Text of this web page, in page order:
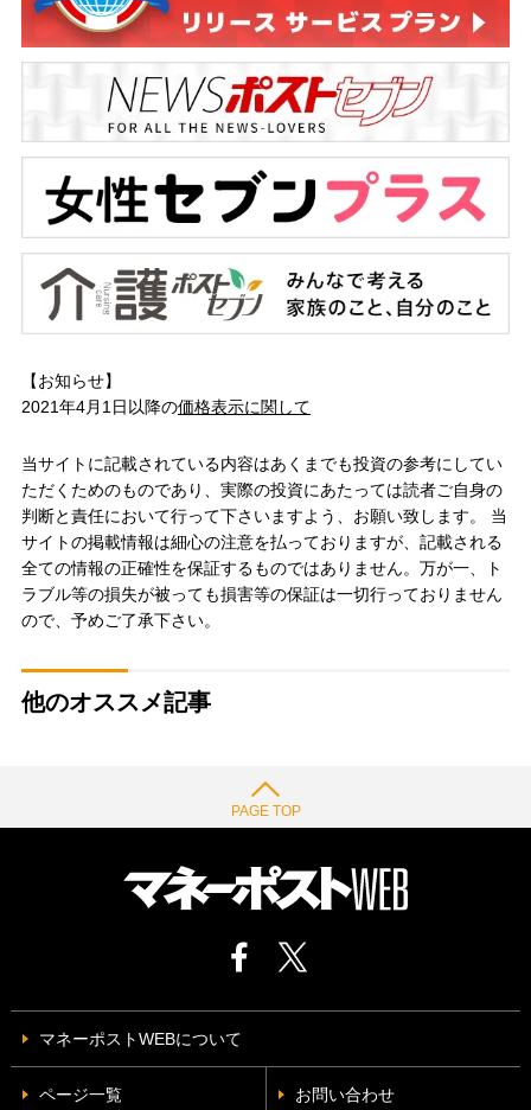
【お知らせ】
2021年4月1日以降の価格表示に関して
当サイトに記載されている内容はあくまでも投資の参考にしてい
ただくためのものであり、実際の投資にあたっては読者ご自身の
判断と責任において行って下さいますよう、お願い致します。 当
サイトの掲載情報は細心の注意を払っておりますが、記載される
全ての情報の正確性を保証するものではありません。万が一、ト
ラブル等の損失が被っても損害等の保証は一切行っておりません
ので、予めご了承下さい。
他のオススメ記事
PAGE TOP
マネーポストWEBについて
ページ一覧 お問い合わせ